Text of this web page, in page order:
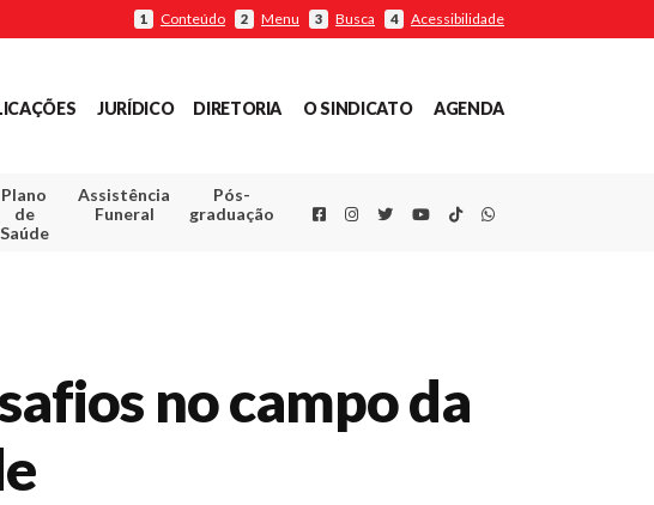
1 Conteúdo 2 Menu 3 Busca 4 Acessibilidade
JURÍDICO DIRETORIA O SINDICATO AGENDA
Plano
de
Saúde
Assistência
Funeral
Pós-
graduação
FacebookInstagram
TwitterYoutube
TikTokWhatsapp
no campo da